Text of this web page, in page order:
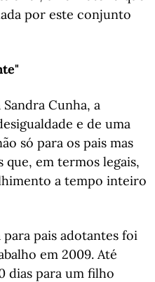
por este conjunto
Cunha, a
e de uma
só para os pais mas
que, em termos legais,
a tempo inteiro
pais adotantes foi
em 2009. Até
dias para um filho